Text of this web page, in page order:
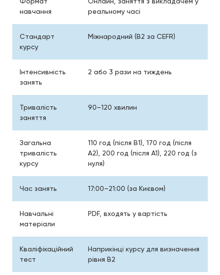
навчання
реальному часі
Стандарт
курсу
Міжнародний (B2 за CEFR)
Інтенсивність
занять
2 або 3 рази на тиждень
Тривалість
заняття
90–120 хвилин
Загальна
тривалість
курсу
110 год (після B1), 170 год (після
A2), 200 год (після A1), 220 год (з
нуля)
Час занять 17:00–21:00 (за Києвом)
Навчальні
матеріали
PDF, входять у вартість
Кваліфікаційний
тест
Наприкінці курсу для визначення
рівня B2